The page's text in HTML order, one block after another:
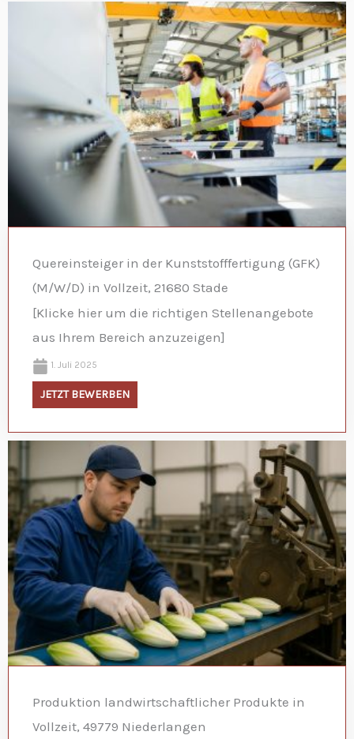
Quereinsteiger in der Kunststofffertigung (GFK)
(M/W/D) in Vollzeit, 21680 Stade
[Klicke hier um die richtigen Stellenangebote
aus Ihrem Bereich anzuzeigen]
1. Juli 2025
JETZT BEWERBEN
Produktion landwirtschaftlicher Produkte in
Vollzeit, 49779 Niederlangen